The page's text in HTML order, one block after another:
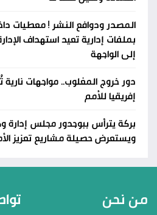
المصدر ودوافع النشر ! معطيات
بملفات إدارية تعيد استهداف
إلى الواجهة
دور خروج المغلوب.. مواجهات
إفريقيا للأمم
بركة يترأس ببوجدور مجلس إدارة
ويستعرض حصيلة مشاريع تعزيز
من نحن